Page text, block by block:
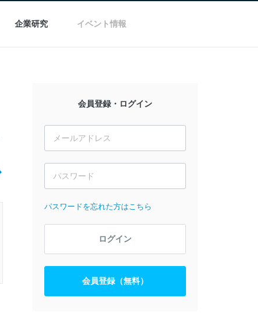
企業研究 イベント情報
会員登録・ログイン
パスワードを忘れた方はこちら
ログイン
会員登録（無料）